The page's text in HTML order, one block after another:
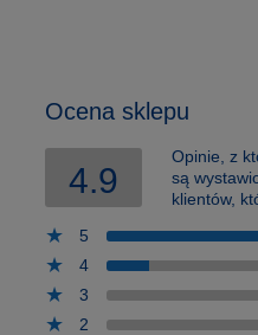
Ocena sklepu
4.9
Opinie, z
są
klientów,
5
4
3
2